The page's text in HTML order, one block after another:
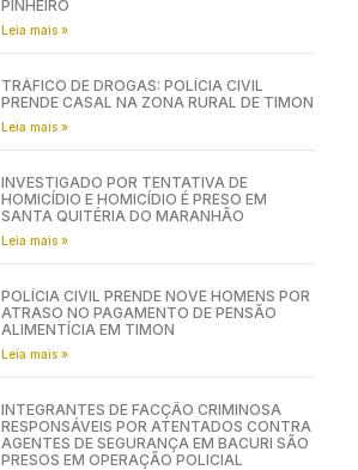
PINHEIRO
Leia mais »
TRÁFICO DE DROGAS: POLÍCIA CIVIL
PRENDE CASAL NA ZONA RURAL DE TIMON
Leia mais »
INVESTIGADO POR TENTATIVA DE
HOMICÍDIO E HOMICÍDIO É PRESO EM
SANTA QUITÉRIA DO MARANHÃO
Leia mais »
POLÍCIA CIVIL PRENDE NOVE HOMENS POR
ATRASO NO PAGAMENTO DE PENSÃO
ALIMENTÍCIA EM TIMON
Leia mais »
INTEGRANTES DE FACÇÃO CRIMINOSA
RESPONSÁVEIS POR ATENTADOS CONTRA
AGENTES DE SEGURANÇA EM BACURI SÃO
PRESOS EM OPERAÇÃO POLICIAL